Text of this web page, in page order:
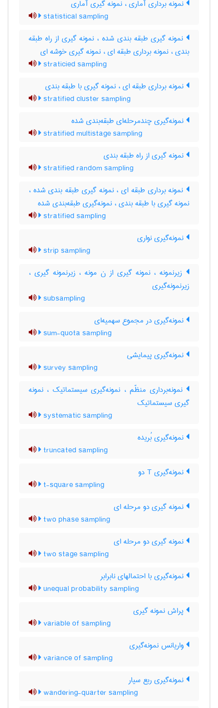
نمونه برداری آماری ، نمونه گیری آماری
statistical sampling
نمونه گیری طبقه بندی شده ، نمونه گیری از راه طبقه
بندی ، نمونه برداری طبقه ای ، نمونه گیری خوشه ای
straticied sampling
نمونه برداری طبقه ای ، نمونه گیری با طبقه بندی
stratified cluster sampling
نمونه‌گیری چندمرحله‌ای طبقه‌بندی شده
stratified multistage sampling
نمونه گیری از راه طبقه بندی
stratified random sampling
نمونه برداری طبقه ای ، نمونه گیری طبقه بندی شده ،
نمونه گیری با طبقه بندی ، نمونه‌گیری طبقه‌بندی شده
stratified sampling
نمونه‌گیری نواری
strip sampling
زیرنمونه ، نمونه گیری از ن مونه ، زیرنمونه گیری ،
زیرنمونه‌گیری
subsampling
نمونه‌گیری در مجموع سهمیه‌ای
sum-quota sampling
نمونه‌گیری پیمایشی
survey sampling
نمونه‌برداری منظّم ، نمونه‌گیری سیستماتیک ، نمونه
گیری سیستماتیک
systematic sampling
نمونه‌گیری بُریده
truncated sampling
نمونه‌گیری T دو
t-square sampling
نمونه گیری دو مرحله ای
two phase sampling
نمونه گیری دو مرحله ای
two stage sampling
نمونه‌گیری با احتمالهای نابرابر
unequal probability sampling
پراش نمونه گیری
variable of sampling
واریانس نمونه‌گیری
variance of sampling
نمونه‌گیری ربع سیار
wandering-quarter sampling